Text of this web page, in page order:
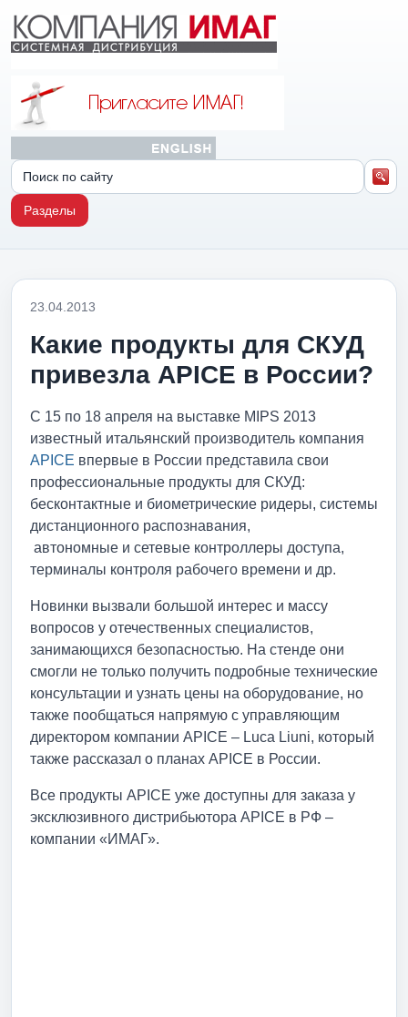
Разделы
23.04.2013
Какие продукты для СКУД
привезла APICE в России?
С 15 по 18 апреля на выставке MIPS 2013
известный итальянский производитель компания
APICE впервые в России представила свои
профессиональные продукты для СКУД:
бесконтактные и биометрические ридеры, системы
дистанционного распознавания,
автономные и сетевые контроллеры доступа,
терминалы контроля рабочего времени и др.
Новинки вызвали большой интерес и массу
вопросов у отечественных специалистов,
занимающихся безопасностью. На стенде они
смогли не только получить подробные технические
консультации и узнать цены на оборудование, но
также пообщаться напрямую с управляющим
директором компании APICE – Luca Liuni, который
также рассказал о планах APICE в России.
Все продукты APICE уже доступны для заказа у
эксклюзивного дистрибьютора APICE в РФ –
компании «ИМАГ».